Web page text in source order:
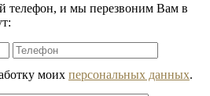
телефон, и мы перезвоним Вам в
моих персональных данных.